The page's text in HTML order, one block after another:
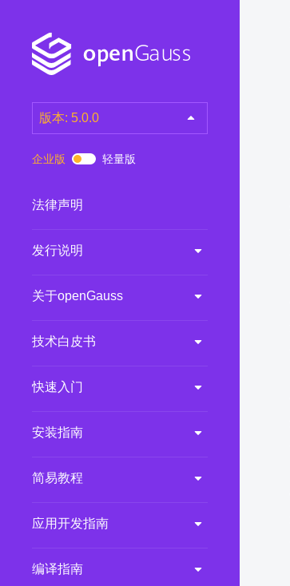
版本: 5.0.0
7.0.0-RC2
6.0.0 (LTS)
5.1.0 (Preview)
2.0.0 (LTS)
3.1.0 (EOM)
2.0.1 (EOM)
1.0.1 (EOM)
企业版 轻量版
法律声明
发行说明
关于openGauss
技术白皮书
快速入门
安装指南
简易教程
应用开发指南
编译指南